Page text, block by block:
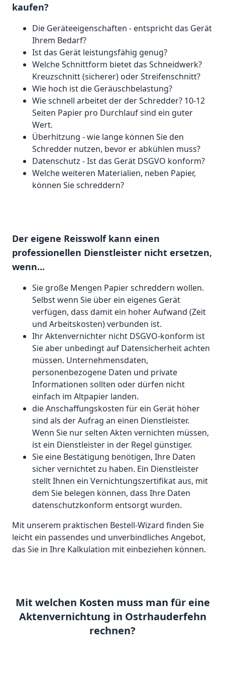
kaufen?
Die Geräteeigenschaften - entspricht das Gerät
Ihrem Bedarf?
Ist das Gerät leistungsfähig genug?
Welche Schnittform bietet das Schneidwerk?
Kreuzschnitt (sicherer) oder Streifenschnitt?
Wie hoch ist die Geräuschbelastung?
Wie schnell arbeitet der der Schredder? 10-12
Seiten Papier pro Durchlauf sind ein guter
Wert.
Überhitzung - wie lange können Sie den
Schredder nutzen, bevor er abkühlen muss?
Datenschutz - Ist das Gerät DSGVO konform?
Welche weiteren Materialien, neben Papier,
können Sie schreddern?
Der eigene Reisswolf kann einen
professionellen Dienstleister nicht ersetzen,
wenn...
Sie große Mengen Papier schreddern wollen.
Selbst wenn Sie über ein eigenes Gerät
verfügen, dass damit ein hoher Aufwand (Zeit
und Arbeitskosten) verbunden ist.
Ihr Aktenvernichter nicht DSGVO-konform ist
Sie aber unbedingt auf Datensicherheit achten
müssen. Unternehmensdaten,
personenbezogene Daten und private
Informationen sollten oder dürfen nicht
einfach im Altpapier landen.
die Anschaffungskosten für ein Gerät höher
sind als der Aufrag an einen Dienstleister.
Wenn Sie nur selten Akten vernichten müssen,
ist ein Dienstleister in der Regel günstiger.
Sie eine Bestätigung benötigen, Ihre Daten
sicher vernichtet zu haben. Ein Dienstleister
stellt Ihnen ein Vernichtungszertifikat aus, mit
dem Sie belegen können, dass Ihre Daten
datenschutzkonform entsorgt wurden.
Mit unserem praktischen Bestell-Wizard finden Sie
leicht ein passendes und unverbindliches Angebot,
das Sie in Ihre Kalkulation mit einbeziehen können.
Mit welchen Kosten muss man für eine
Aktenvernichtung in Ostrhauderfehn
rechnen?